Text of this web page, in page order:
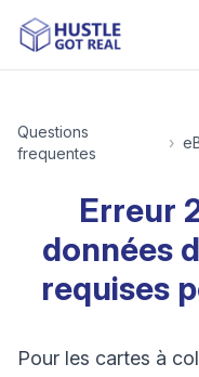
Questions
frequentes
›
Erreur
données
requises
Pour les cartes à